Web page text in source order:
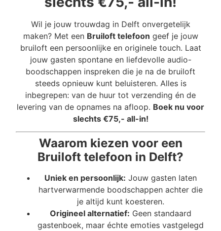
Wil je jouw trouwdag in Delft onvergetelijk
maken? Met een Bruiloft telefoon geef je jouw
bruiloft een persoonlijke en originele touch. Laat
jouw gasten spontane en liefdevolle audio-
boodschappen inspreken die je na de bruiloft
steeds opnieuw kunt beluisteren. Alles is
inbegrepen: van de huur tot verzending én de
levering van de opnames na afloop. Boek nu voor
slechts €75,- all-in!
Waarom kiezen voor een
Bruiloft telefoon in Delft?
Uniek en persoonlijk: Jouw gasten laten
hartverwarmende boodschappen achter die
je altijd kunt koesteren.
Origineel alternatief: Geen standaard
gastenboek, maar échte emoties vastgelegd